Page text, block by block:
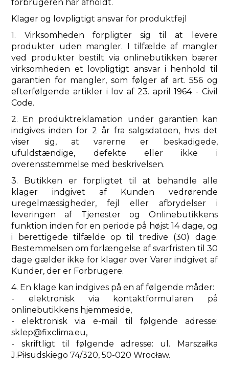
forbrugeren har afholdt.
Klager og lovpligtigt ansvar for produktfejl
1. Virksomheden forpligter sig til at levere
produkter uden mangler. I tilfælde af mangler
ved produkter bestilt via onlinebutikken bærer
virksomheden et lovpligtigt ansvar i henhold til
garantien for mangler, som følger af art. 556 og
efterfølgende artikler i lov af 23. april 1964 - Civil
Code.
2. En produktreklamation under garantien kan
indgives inden for 2 år fra salgsdatoen, hvis det
viser sig, at varerne er beskadigede,
ufuldstændige, defekte eller ikke i
overensstemmelse med beskrivelsen.
3. Butikken er forpligtet til at behandle alle
klager indgivet af Kunden vedrørende
uregelmæssigheder, fejl eller afbrydelser i
leveringen af ​​Tjenester og Onlinebutikkens
funktion inden for en periode på højst 14 dage, og
i berettigede tilfælde op til tredive (30) dage.
Bestemmelsen om forlængelse af svarfristen til 30
dage gælder ikke for klager over Varer indgivet af
Kunder, der er Forbrugere.
4. En klage kan indgives på en af ​​følgende måder:
- elektronisk via kontaktformularen på
onlinebutikkens hjemmeside,
- elektronisk via e-mail til følgende adresse:
sklep@fixclima.eu,
- skriftligt til følgende adresse: ul. Marszałka
J.Piłsudskiego 74/320, 50-020 Wrocław.